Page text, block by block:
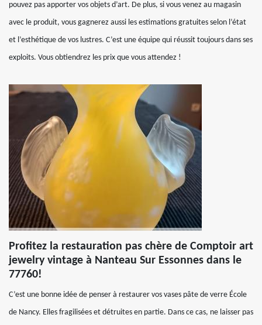
pouvez pas apporter vos objets d’art. De plus, si vous venez au magasin
avec le produit, vous gagnerez aussi les estimations gratuites selon l’état
et l’esthétique de vos lustres. C’est une équipe qui réussit toujours dans ses
exploits. Vous obtiendrez les prix que vous attendez !
Profitez la restauration pas chère de Comptoir art
jewelry vintage à Nanteau Sur Essonnes dans le
77760!
C’est une bonne idée de penser à restaurer vos vases pâte de verre École
de Nancy. Elles fragilisées et détruites en partie. Dans ce cas, ne laisser pas